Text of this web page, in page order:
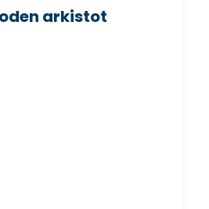
arkistot